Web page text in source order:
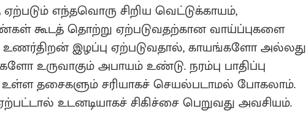
ஏற்படும் எந்தவொரு சிறிய வெட்டுக்காயம்,
கூடத் தொற்று ஏற்படுவதற்கான வாய்ப்புகளை
உணர்திறன் இழப்பு ஏற்படுவதால், காயங்களோ அல்லது
உருவாகும் அபாயம் உண்டு. நரம்பு பாதிப்பு
தசைகளும் சரியாகச் செயல்படாமல் போகலாம்.
உடனடியாகச் சிகிச்சை பெறுவது அவசியம்.